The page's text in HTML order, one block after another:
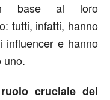
base al loro
tutti, infatti, hanno
influencer e hanno
uno.
cruciale dei